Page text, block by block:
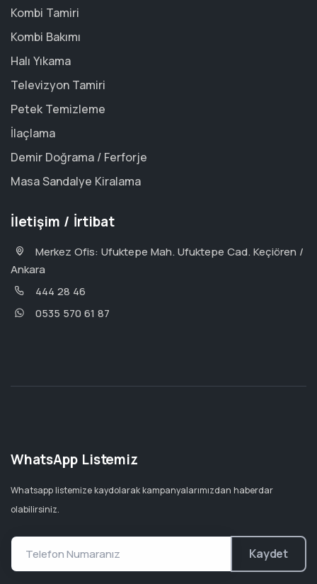
Kombi Tamiri
Kombi Bakımı
Halı Yıkama
Televizyon Tamiri
Petek Temizleme
İlaçlama
Demir Doğrama / Ferforje
Masa Sandalye Kiralama
İletişim / İrtibat
Merkez Ofis: Ufuktepe Mah. Ufuktepe Cad. Keçiören /
Ankara
444 28 46
0535 570 61 87
WhatsApp Listemiz
Whatsapp listemize kaydolarak kampanyalarımızdan haberdar
olabilirsiniz.
Kaydet